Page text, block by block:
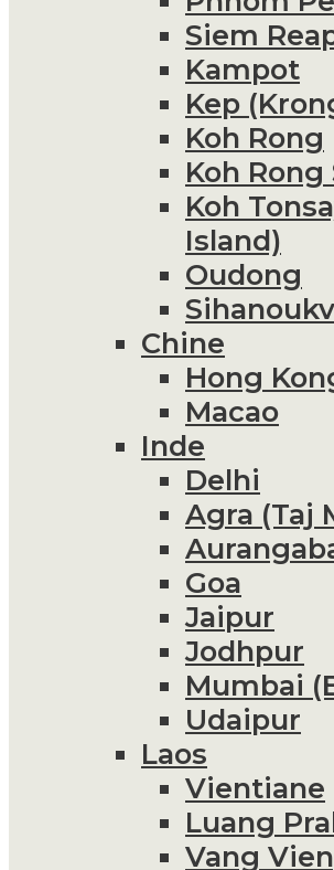
Siem
Kampot
Kep
Koh Rong
Koh Rong
Koh
Island)
Oudong
Chine
Hong
Macao
Inde
Delhi
Agra (Taj
Goa
Jaipur
Jodhpur
Mumbai
Udaipur
Laos
Vientiane
Luang
Vang